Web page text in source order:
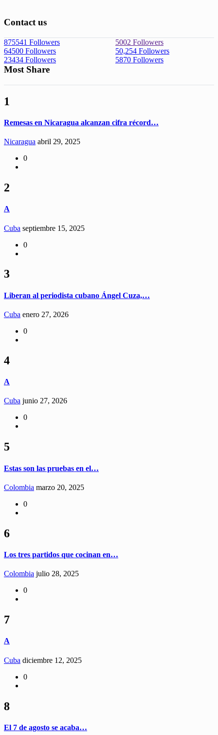
Contact us
875541 Followers 5002 Followers
64500 Followers 50,254 Followers
23434 Followers 5870 Followers
Most Share
1
Remesas en Nicaragua alcanzan cifra récord…
Nicaragua abril 29, 2025
0
2
A
Cuba septiembre 15, 2025
0
3
Liberan al periodista cubano Ángel Cuza,…
Cuba enero 27, 2026
0
4
A
Cuba junio 27, 2026
0
5
Estas son las pruebas en el…
Colombia marzo 20, 2025
0
6
Los tres partidos que cocinan en…
Colombia julio 28, 2025
0
7
A
Cuba diciembre 12, 2025
0
8
El 7 de agosto se acaba…